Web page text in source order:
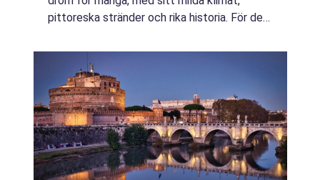
pittoreska stränder och rika historia. För den
avkopplande semester har ”...